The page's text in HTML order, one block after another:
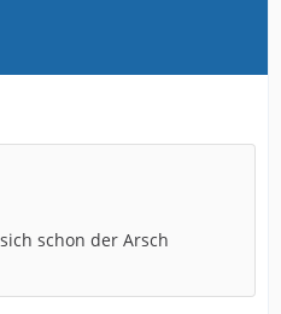
schon der Arsch